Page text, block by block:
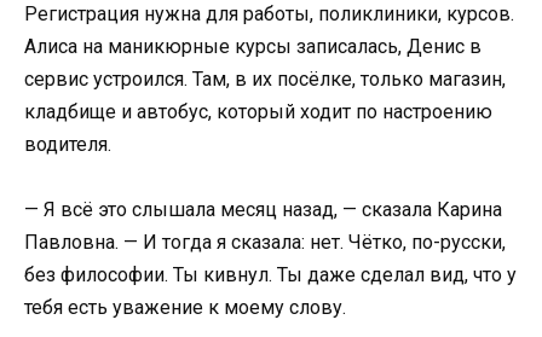
Регистрация нужна для работы, поликлиники, курсов.
Алиса на маникюрные курсы записалась, Денис в
сервис устроился. Там, в их посёлке, только магазин,
кладбище и автобус, который ходит по настроению
водителя.
— Я всё это слышала месяц назад, — сказала Карина
Павловна. — И тогда я сказала: нет. Чётко, по-русски,
без философии. Ты кивнул. Ты даже сделал вид, что у
тебя есть уважение к моему слову.